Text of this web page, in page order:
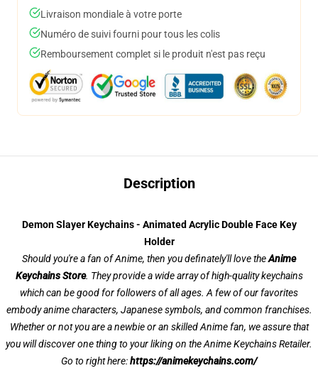
Livraison mondiale à votre porte
Numéro de suivi fourni pour tous les colis
Remboursement complet si le produit n'est pas reçu
Description
Demon Slayer Keychains - Animated Acrylic Double Face Key
Holder
Should you're a fan of Anime, then you definately'll love theAnime
Keychains Store. They provide a wide array of high-quality keychains
which can be good for followers of all ages. A few of our favorites
embody anime characters, Japanese symbols, and common franchises.
Whether or not you are a newbie or an skilled Anime fan, we assure that
you will discover one thing to your liking on the Anime Keychains Retailer.
Go to right here:https://animekeychains.com/